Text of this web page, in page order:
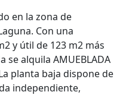
en la zona de
Con una
y útil de 123 m2 más
se alquila AMUEBLADA
planta baja dispone de
independiente,